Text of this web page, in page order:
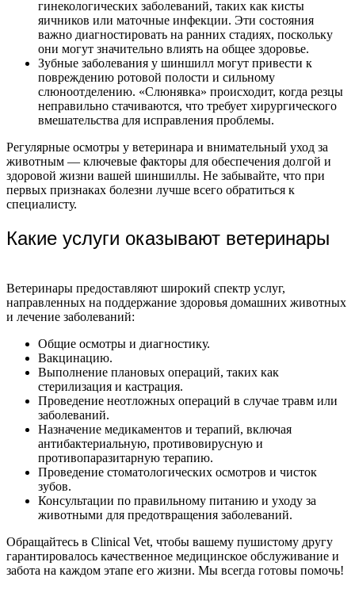
гинекологических заболеваний, таких как кисты
яичников или маточные инфекции. Эти состояния
важно диагностировать на ранних стадиях, поскольку
они могут значительно влиять на общее здоровье.
Зубные заболевания у шиншилл могут привести к
повреждению ротовой полости и сильному
слюноотделению. «Слюнявка» происходит, когда резцы
неправильно стачиваются, что требует хирургического
вмешательства для исправления проблемы.
Регулярные осмотры у ветеринара и внимательный уход за
животным — ключевые факторы для обеспечения долгой и
здоровой жизни вашей шиншиллы. Не забывайте, что при
первых признаках болезни лучше всего обратиться к
специалисту.
Какие услуги оказывают ветеринары
Ветеринары предоставляют широкий спектр услуг,
направленных на поддержание здоровья домашних животных
и лечение заболеваний:
Общие осмотры и диагностику.
Вакцинацию.
Выполнение плановых операций, таких как
стерилизация и кастрация.
Проведение неотложных операций в случае травм или
заболеваний.
Назначение медикаментов и терапий, включая
антибактериальную, противовирусную и
противопаразитарную терапию.
Проведение стоматологических осмотров и чисток
зубов.
Консультации по правильному питанию и уходу за
животными для предотвращения заболеваний.
Обращайтесь в Clinical Vet, чтобы вашему пушистому другу
гарантировалось качественное медицинское обслуживание и
забота на каждом этапе его жизни. Мы всегда готовы помочь!